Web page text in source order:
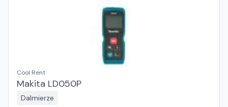
Cool Rent
Makita LD050P
Dalmierze